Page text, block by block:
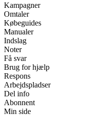
Kampagner
Omtaler
Købeguides
Manualer
Indslag
Noter
Få svar
Brug for hjælp
Respons
Arbejdspladser
Del info
Abonnent
Min side